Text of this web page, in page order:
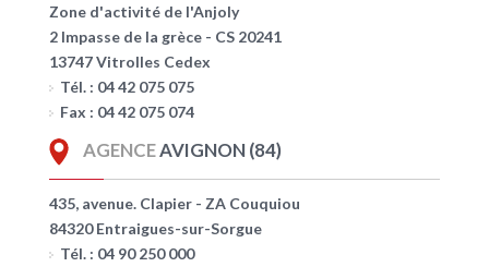
Zone d'activité de l'Anjoly
2 Impasse de la grèce - CS 20241
13747 Vitrolles Cedex
Tél. : 04 42 075 075
Fax : 04 42 075 074
AGENCEAVIGNON (84)
435, avenue. Clapier - ZA Couquiou
84320 Entraigues-sur-Sorgue
Tél. : 04 90 250 000